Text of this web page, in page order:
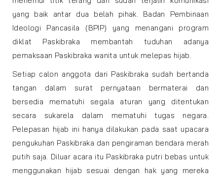
yang baik antar dua belah pihak. Badan Pembinaan
Ideologi Pancasila (BPIP) yang menangani program
diklat Paskibraka membantah tuduhan adanya
pemaksaan Paskibraka wanita untuk melepas hijab.
Setiap calon anggota dari Paskibraka sudah bertanda
tangan dalam surat pernyataan bermaterai dan
bersedia mematuhi segala aturan yang ditentukan
secara sukarela dalam mematuhi tugas negara.
Pelepasan hijab ini hanya dilakukan pada saat upacara
pengukuhan Paskibraka dan pengiraman bendara merah
putih saja. Diluar acara itu Paskibraka putri bebas untuk
menggunakan hijab sesuai dengan hak yang mereka